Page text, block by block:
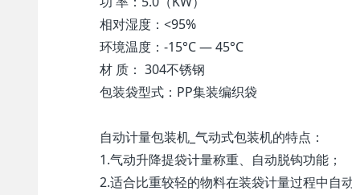
相对湿度：<95%
环境温度：-15°C — 45°C
材 质： 304不锈钢
包装袋型式：PP集装编织袋
自动计量 包装机 _气动式 包装机的特点：
1.气动升降提袋计量称重、自动脱钩功能；
2.适合比重较轻的物料在装袋计量过程中自